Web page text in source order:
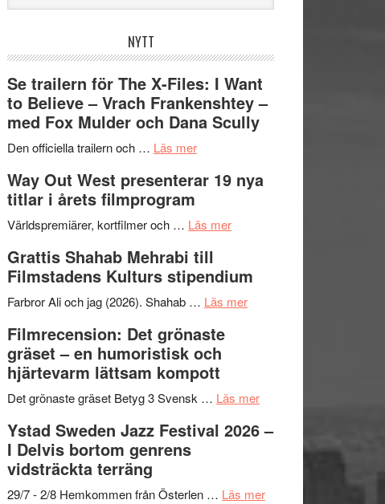
webbplatsen
NYTT
Se trailern för The X-Files: I Want
to Believe – Vrach Frankenshtey –
med Fox Mulder och Dana Scully
Den officiella trailern och … Läs merom
trailern
The
Files:
I
Want
Believe
–
Vrach
Frankenshtey
med
och
Way Out West presenterar 19 nya
titlar i årets filmprogram
Världspremiärer, kortfilmer och … Läs merom
West
presenterar
årets
Grattis Shahab Mehrabi till
Filmstadens Kulturs stipendium
Farbror Ali och jag (2026). Shahab … Läs merom
Filmstadens
stipendium
Filmrecension: Det grönaste
gräset – en humoristisk och
hjärtevarm lättsam kompott
Det grönaste gräset Betyg 3 Svensk … Läs merom
Det
–
Ystad Sweden Jazz Festival 2026 –
I Delvis bortom genrens
vidsträckta terräng
29/7 - 2/8 Hemkommen från Österlen … Läs merom